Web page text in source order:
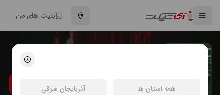
بلیت های من
همه استان ها آذربایجان شرقی
انتخاب سینما و خرید بلیت تئاتر کوفته کانادایی